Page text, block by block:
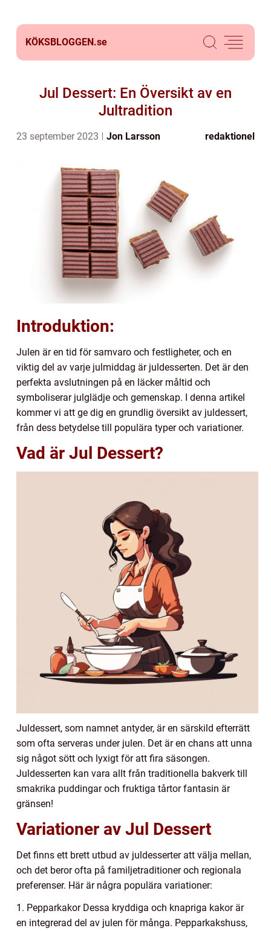
KÖKSBLOGGEN.se
Jul Dessert: En Översikt av en
Jultradition
23 september 2023 Jon Larsson redaktionel
Introduktion:
Julen är en tid för samvaro och festligheter, och en
viktig del av varje julmiddag är juldesserten. Det är den
perfekta avslutningen på en läcker måltid och
symboliserar julglädje och gemenskap. I denna artikel
kommer vi att ge dig en grundlig översikt av juldessert,
från dess betydelse till populära typer och variationer.
Vad är Jul Dessert?
Juldessert, som namnet antyder, är en särskild efterrätt
som ofta serveras under julen. Det är en chans att unna
sig något sött och lyxigt för att fira säsongen.
Juldesserten kan vara allt från traditionella bakverk till
smakrika puddingar och fruktiga tårtor fantasin är
gränsen!
Variationer av Jul Dessert
Det finns ett brett utbud av juldesserter att välja mellan,
och det beror ofta på familjetraditioner och regionala
preferenser. Här är några populära variationer:
1. Pepparkakor Dessa kryddiga och knapriga kakor är
en integrerad del av julen för många. Pepparkakshuss,